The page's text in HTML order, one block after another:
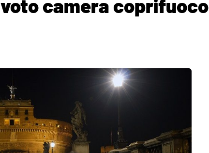
voto camera coprifuoco